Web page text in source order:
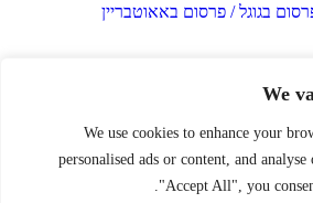
We
We use cookies to enhance your
personalised ads or content, and
"Accept All", you
בגוגל / פרסום באאוטבריין